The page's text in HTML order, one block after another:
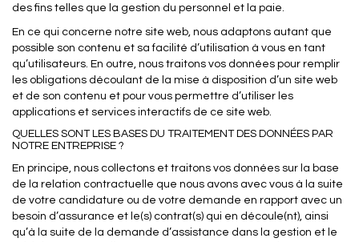
des fins telles que la gestion du personnel et la paie.
En ce qui concerne notre site web, nous adaptons autant que
possible son contenu et sa facilité d’utilisation à vous en tant
qu’utilisateurs. En outre, nous traitons vos données pour remplir
les obligations découlant de la mise à disposition d’un site web
et de son contenu et pour vous permettre d’utiliser les
applications et services interactifs de ce site web.
QUELLES SONT LES BASES DU TRAITEMENT DES DONNÉES PAR
NOTRE ENTREPRISE ?
En principe, nous collectons et traitons vos données sur la base
de la relation contractuelle que nous avons avec vous à la suite
de votre candidature ou de votre demande en rapport avec un
besoin d’assurance et le(s) contrat(s) qui en découle(nt), ainsi
qu’à la suite de la demande d’assistance dans la gestion et le